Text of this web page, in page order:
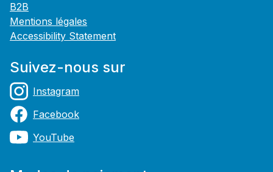
B2B
Mentions légales
Accessibility Statement
Suivez-nous sur
Instagram
Facebook
YouTube